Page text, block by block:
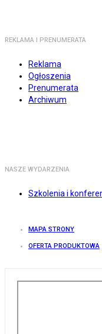
REKLAMA I PRENUMERATA
Reklama
Ogłoszenia
Prenumerata
Archiwum
NASZE WYDARZENIA
Szkolenia i
MAPA STRONY
OFERTA PRODUKTOWA